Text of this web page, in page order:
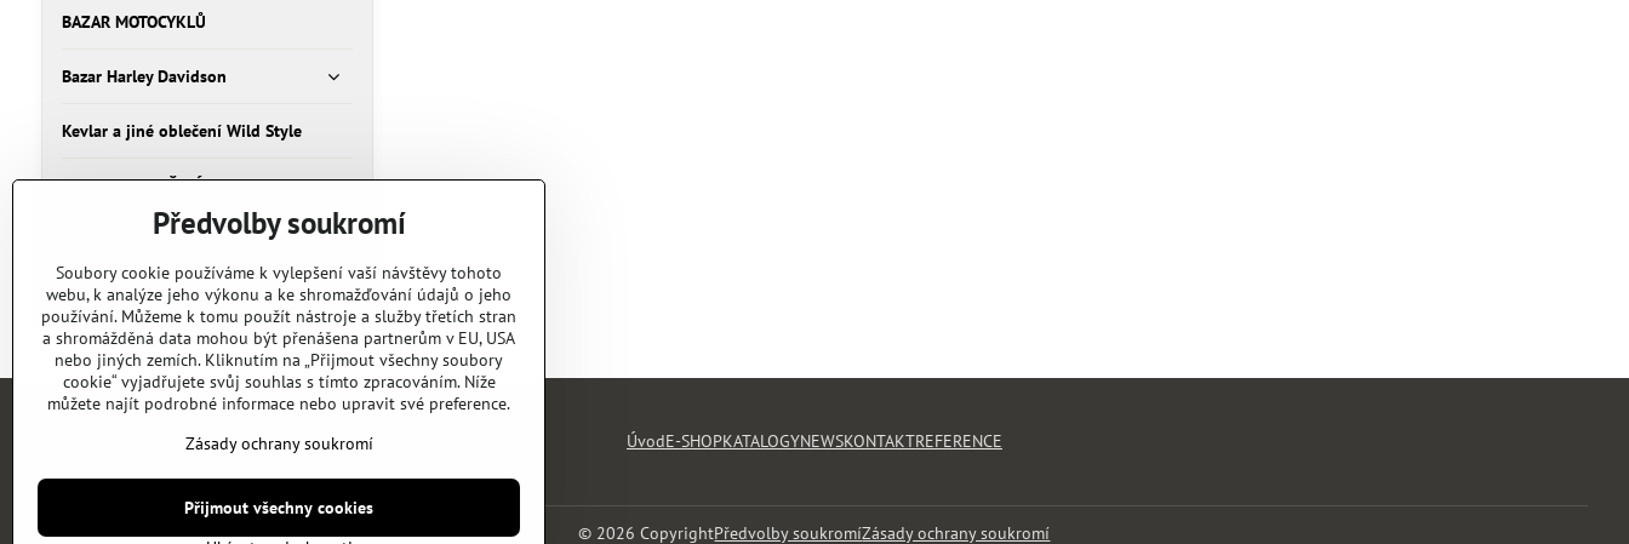
BAZAR MOTOCYKLŮ
Bazar Harley Davidson
Kevlar a jiné oblečení Wild Style
HELMY A OBLEČENÍ
Bazar Oblečení
Bazar Humvee, Humer, H1
ÚvodE-SHOPKATALOGYNEWSKONTAKTREFERENCE
© 2026 CopyrightPředvolby soukromíZásady ochrany soukromí
Předvolby soukromí
Soubory cookie používáme k vylepšení vaší návštěvy tohoto
webu, k analýze jeho výkonu a ke shromažďování údajů o jeho
používání. Můžeme k tomu použít nástroje a služby třetích stran
a shromážděná data mohou být přenášena partnerům v EU, USA
nebo jiných zemích. Kliknutím na „Přijmout všechny soubory
cookie“ vyjadřujete svůj souhlas s tímto zpracováním. Níže
můžete najít podrobné informace nebo upravit své preference.
Zásady ochrany soukromí
Přijmout všechny cookies